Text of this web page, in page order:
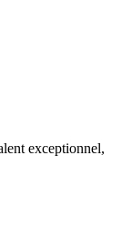
exceptionnel,